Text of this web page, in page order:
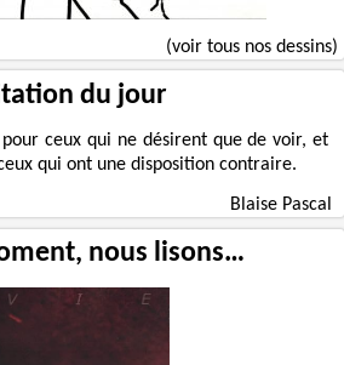
(voir tous nos dessins)
du jour
ceux qui ne désirent que de voir, et
qui ont une disposition contraire.
Blaise Pascal
nous lisons…